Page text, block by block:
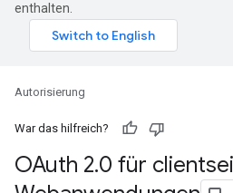
enthalten.
Autorisierung
War das hilfreich?
OAuth 2.0 für